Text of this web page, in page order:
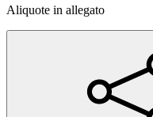
Aliquote in allegato